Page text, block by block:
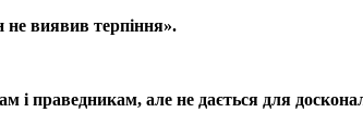
не виявив терпіння».
і праведникам, але не дається для